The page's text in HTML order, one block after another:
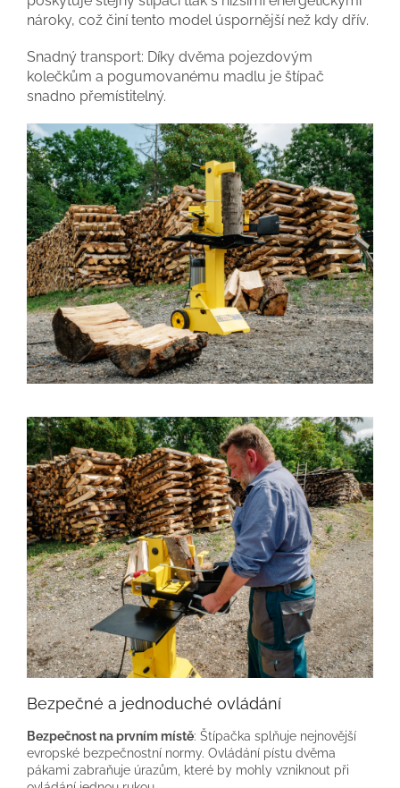
nároky, což činí tento model úspornější než kdy dřív.
Snadný transport: Díky dvěma pojezdovým
kolečkům a pogumovanému madlu je štípač
snadno přemístitelný.
Bezpečné a jednoduché ovládání
Bezpečnost na prvním místě: Štípačka splňuje nejnovější
evropské bezpečnostní normy. Ovládání pístu dvěma
pákami zabraňuje úrazům, které by mohly vzniknout při